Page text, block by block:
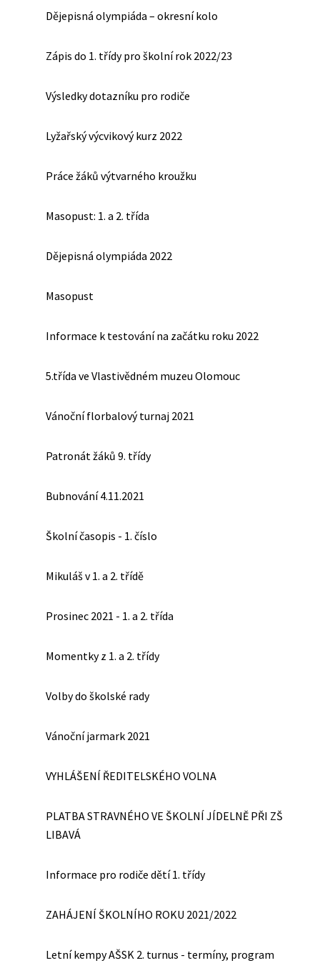
Dějepisná olympiáda – okresní kolo
Zápis do 1. třídy pro školní rok 2022/23
Výsledky dotazníku pro rodiče
Lyžařský výcvikový kurz 2022
Práce žáků výtvarného kroužku
Masopust: 1. a 2. třída
Dějepisná olympiáda 2022
Masopust
Informace k testování na začátku roku 2022
5.třída ve Vlastivědném muzeu Olomouc
Vánoční florbalový turnaj 2021
Patronát žáků 9. třídy
Bubnování 4.11.2021
Školní časopis - 1. číslo
Mikuláš v 1. a 2. třídě
Prosinec 2021 - 1. a 2. třída
Momentky z 1. a 2. třídy
Volby do školské rady
Vánoční jarmark 2021
VYHLÁŠENÍ ŘEDITELSKÉHO VOLNA
PLATBA STRAVNÉHO VE ŠKOLNÍ JÍDELNĚ PŘI ZŠ
LIBAVÁ
Informace pro rodiče dětí 1. třídy
ZAHÁJENÍ ŠKOLNÍHO ROKU 2021/2022
Letní kempy AŠSK 2. turnus - termíny, program